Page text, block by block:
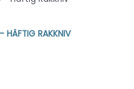
HÄFTIG RAKKNIV